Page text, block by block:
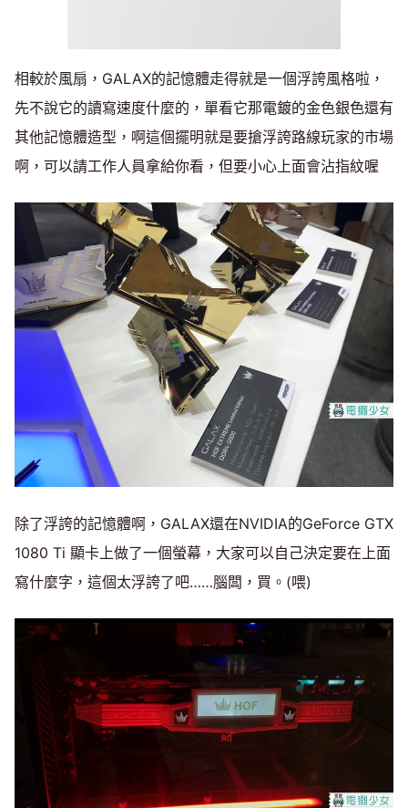
相較於風扇，GALAX的記憶體走得就是一個浮誇風格啦，
先不說它的讀寫速度什麼的，單看它那電鍍的金色銀色還有
其他記憶體造型，啊這個擺明就是要搶浮誇路線玩家的市場
啊，可以請工作人員拿給你看，但要小心上面會沾指紋喔
除了浮誇的記憶體啊，GALAX還在NVIDIA的GeForce GTX
1080 Ti 顯卡上做了一個螢幕，大家可以自己決定要在上面
寫什麼字，這個太浮誇了吧……腦闆，買。(喂)